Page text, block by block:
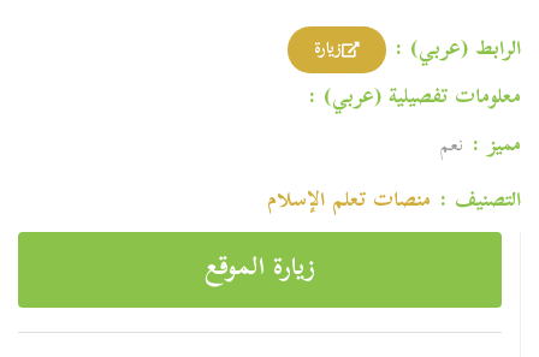
الرابط (عربي) :
زيارة
معلومات تفصيلية (عربي) :
مميز : نعم
التصنيف : منصات تعلم الإسلام
زيارة الموقع